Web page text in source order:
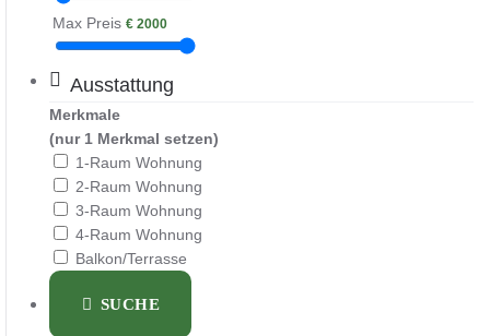
Max Preis € 2000
Ausstattung
Merkmale
(nur 1 Merkmal setzen)
1-Raum Wohnung
2-Raum Wohnung
3-Raum Wohnung
4-Raum Wohnung
Balkon/Terrasse
SUCHE